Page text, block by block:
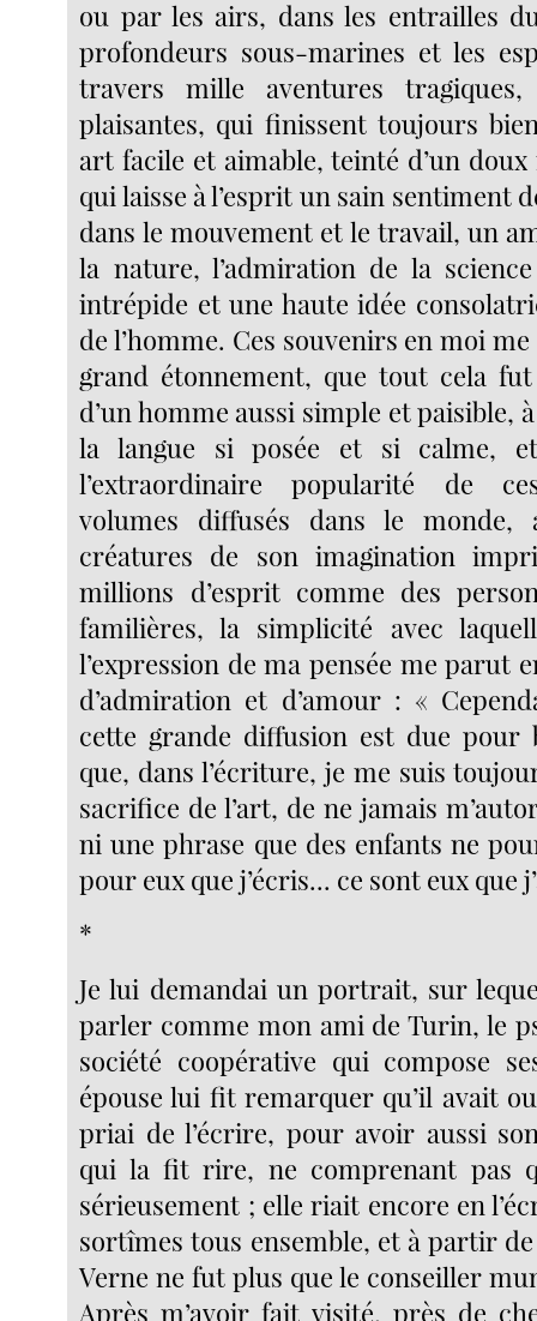
ou par les airs, dans les entrailles
profondeurs sous-marines et les
travers mille aventures tragiques,
plaisantes, qui finissent toujours
art facile et aimable, teinté d’un doux
qui laisse à l’esprit un sain sentiment
dans le mouvement et le travail, un
la nature, l’admiration de la
intrépide et une haute idée
de l’homme. Ces souvenirs en moi
grand étonnement, que tout cela
d’un homme aussi simple et paisible,
la langue si posée et si calme,
l’extraordinaire popularité de
volumes diffusés dans le
créatures de son imagination
millions d’esprit comme des
familières, la simplicité avec
l’expression de ma pensée me parut
d’admiration et d’amour : «
cette grande diffusion est due pour
que, dans l’écriture, je me suis
sacrifice de l’art, de ne jamais
ni une phrase que des enfants ne
pour eux que j’écris... ce sont eux que
*
Je lui demandai un portrait, sur
parler comme mon ami de Turin, le
société coopérative qui compose
épouse lui fit remarquer qu’il avait
priai de l’écrire, pour avoir aussi
qui la fit rire, ne comprenant pas
sérieusement ; elle riait encore en
sortîmes tous ensemble, et à partir
Verne ne fut plus que le conseiller
Après m’avoir fait visité, près de